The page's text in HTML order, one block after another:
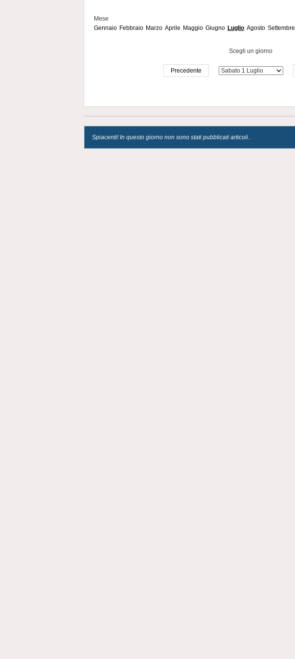
Mese
Gennaio Febbraio Marzo Aprile Maggio Giugno Luglio Agosto Settembre
Scegli un giorno
Precedente
Spiacenti! In questo giorno non sono stati pubblicati articoli..